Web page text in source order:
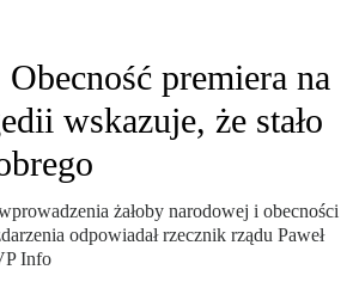
Obecność premiera na
wskazuje, że stało
żałoby narodowej i obecności
odpowiadał rzecznik rządu Paweł
Info